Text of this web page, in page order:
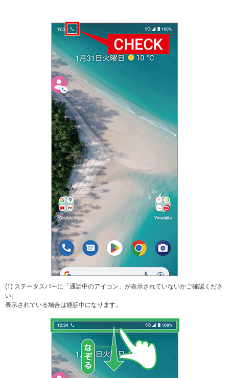
(1) ステータスバーに「通話中のアイコン」が表示されていないかご確認くださ
い。
表示されている場合は通話中になります。